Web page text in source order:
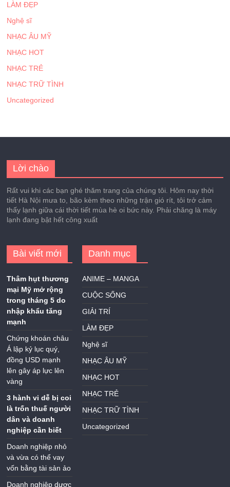
LÀM ĐẸP
Nghệ sĩ
NHẠC ÂU MỸ
NHẠC HOT
NHẠC TRẺ
NHẠC TRỮ TÌNH
Uncategorized
Lời chào
Rất vui khi các bạn ghé thăm trang của chúng tôi. Hôm nay thời
tiết Hà Nội mưa to, bão kèm theo những trận gió rít, tôi trở cảm
thấy lạnh giữa cái thời tiết mùa hè oi bức này. Phải chăng là máy
lạnh đang bật hết công xuất
Bài viết mới
Thâm hụt thương
mại Mỹ mở rộng
trong tháng 5 do
nhập khẩu tăng
mạnh
Chứng khoán châu
Á lập kỷ lục quý,
đồng USD mạnh
lên gây áp lực lên
vàng
3 hành vi dễ bị coi
là trốn thuế người
dân và doanh
nghiệp cần biết
Doanh nghiệp nhỏ
và vừa có thể vay
vốn bằng tài sản ảo
Doanh nghiệp dược
Danh mục
ANIME – MANGA
CUỘC SỐNG
GIẢI TRÍ
LÀM ĐẸP
Nghệ sĩ
NHẠC ÂU MỸ
NHẠC HOT
NHẠC TRẺ
NHẠC TRỮ TÌNH
Uncategorized